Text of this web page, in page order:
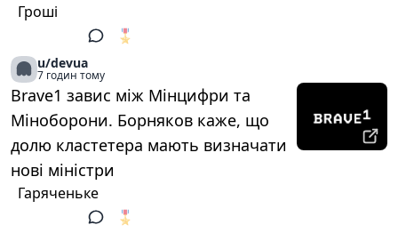
Гроші
🎖️
u/devua
7 годин тому
Brave1 завис між Мінцифри та
Міноборони. Борняков каже, що
долю кластетера мають визначати
нові міністри
Гаряченьке
🎖️